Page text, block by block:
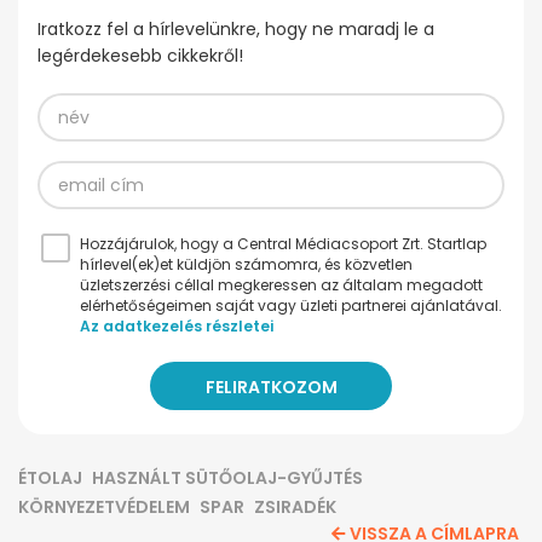
Iratkozz fel a hírlevelünkre, hogy ne maradj le a
legérdekesebb cikkekről!
Hozzájárulok, hogy a Central Médiacsoport Zrt. Startlap
hírlevel(ek)et küldjön számomra, és közvetlen
üzletszerzési céllal megkeressen az általam megadott
elérhetőségeimen saját vagy üzleti partnerei ajánlatával.
Az adatkezelés részletei
ÉTOLAJ HASZNÁLT SÜTŐOLAJ-GYŰJTÉS
KÖRNYEZETVÉDELEM SPAR ZSIRADÉK
VISSZA A CÍMLAPRA